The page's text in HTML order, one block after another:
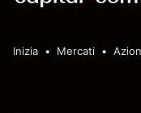
Inizia Mercati